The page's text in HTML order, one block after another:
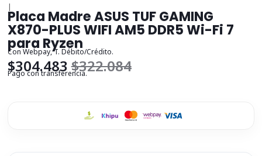
|
Placa Madre ASUS TUF GAMING
X870-PLUS WIFI AM5 DDR5 Wi-Fi 7
para Ryzen
Con Webpay, T. Débito/Crédito.
$304.483$322.084
Pago con transferencia.